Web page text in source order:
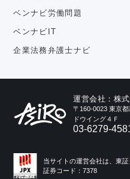
ベンナビ労働問題
ベンナビIT
企業法務弁護士ナビ
運営会社：株
〒160-0023 東京
ドウイング４Ｆ
03-6279-
当サイトの運営会社は、東
証券コード：7378